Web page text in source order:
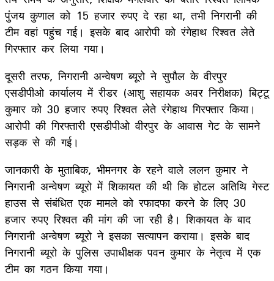
पुंजय कुणाल को 15 हजार रुपए दे रहा था, तभी निगरानी की
टीम वहां पहुंच गई। इसके बाद आरोपी को रंगेहाथ रिश्वत लेते
गिरफ्तार कर लिया गया।
दूसरी तरफ, निगरानी अन्वेषण ब्यूरो ने सुपौल के वीरपुर
एसडीपीओ कार्यालय में रीडर (आशु सहायक अवर निरीक्षक) बिट्टू
कुमार को 30 हजार रुपए रिश्वत लेते रंगेहाथ गिरफ्तार किया।
आरोपी की गिरफ्तारी एसडीपीओ वीरपुर के आवास गेट के सामने
सड़क से की गई।
जानकारी के मुताबिक, भीमनगर के रहने वाले ललन कुमार ने
निगरानी अन्वेषण ब्यूरो में शिकायत की थी कि होटल अतिथि गेस्ट
हाउस से संबंधित एक मामले को रफादफा करने के लिए 30
हजार रुपए रिश्वत की मांग की जा रही है। शिकायत के बाद
निगरानी अन्वेषण ब्यूरो ने इसका सत्यापन कराया। इसके बाद
निगरानी ब्यूरो के पुलिस उपाधीक्षक पवन कुमार के नेतृत्व में एक
टीम का गठन किया गया।